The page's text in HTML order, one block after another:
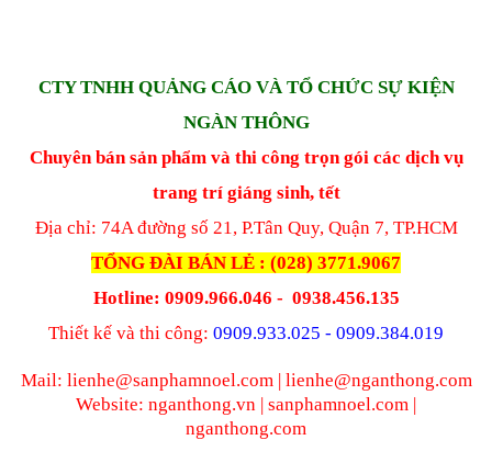
CTY TNHH QUẢNG CÁO VÀ TỔ CHỨC SỰ KIỆN
NGÀN THÔNG
Chuyên bán sản phẩm và thi công trọn gói các dịch vụ
trang trí giáng sinh, tết
Địa chỉ: 74A đường số 21, P.Tân Quy, Quận 7, TP.HCM
TỔNG ĐÀI BÁN LẺ : (028) 3771.9067
Hotline: 0909.966.046 - 0938.456.135
Thiết kế và thi công: 0909.933.025 - 0909.384.019
Mail: lienhe@sanphamnoel.com | lienhe@nganthong.com
Website: nganthong.vn | sanphamnoel.com |
nganthong.com